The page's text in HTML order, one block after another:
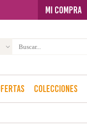
MI COMPRA
Colecciones